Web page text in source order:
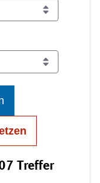
Treffer